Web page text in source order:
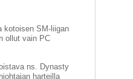
kotoisen SM-liigan
ollut vain PC
ns. Dynasty
harteilla